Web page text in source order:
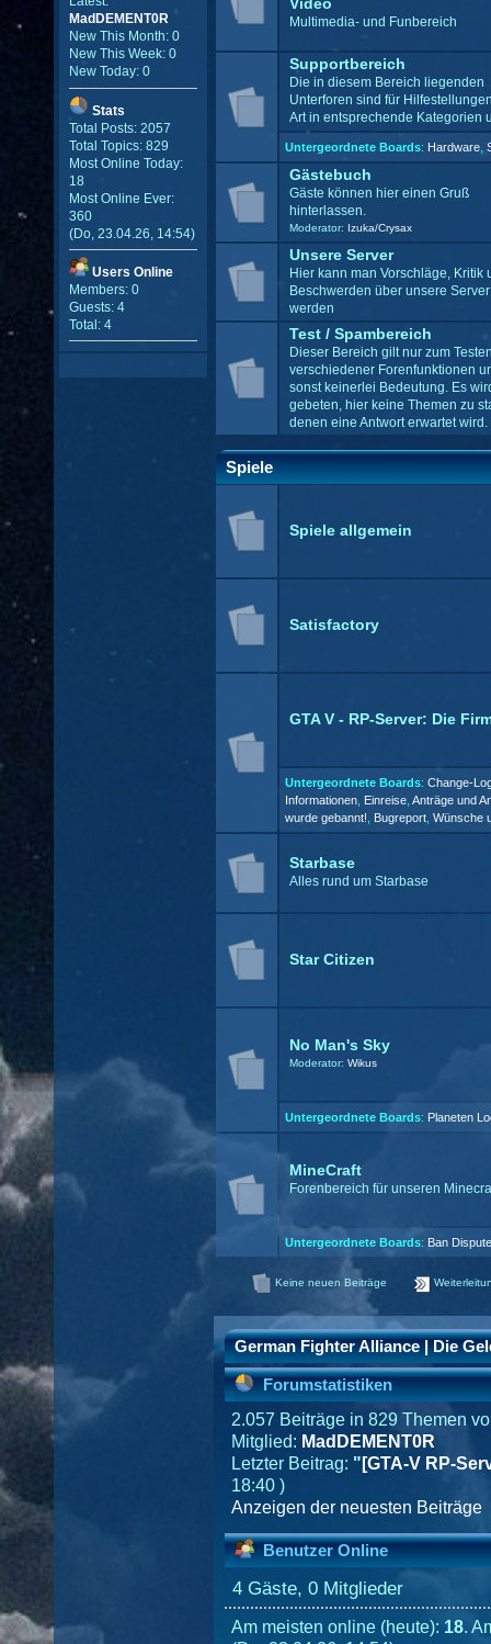
MadDEMENT0R
New This Month: 0
New This Week: 0
New Today: 0
Stats
Total Posts: 2057
Total Topics: 829
Most Online Today:
18
Most Online Ever:
360
(Do, 23.04.26, 14:54)
Users Online
Members: 0
Guests: 4
Total: 4
Video
Multimedia- und Funbereich
Supportbereich
Die in diesem Bereich liegenden
Unterforen sind für
Art in entsprechende Kategorien
Untergeordnete Boards: Hardware
Gästebuch
Gäste können hier einen Gruß
hinterlassen.
Moderator: Izuka/Crysax
Unsere Server
Hier kann man Vorschläge, Kritik
Beschwerden über unsere
werden
Test / Spambereich
Dieser Bereich gilt nur zum
verschiedener Forenfunktionen
sonst keinerlei Bedeutung. Es
gebeten, hier keine Themen zu
denen eine Antwort erwartet wird.
Spiele
Spiele allgemein
Satisfactory
GTA V - RP-Server: Die
Untergeordnete Boards: Change-
Informationen
Einreise Anträge und
wurde gebannt!
Bugreport Wünsche
Starbase
Alles rund um Starbase
Star Citizen
No Man's Sky
Moderator: Wikus
Untergeordnete Boards: Planeten
MineCraft
Forenbereich für unseren
Untergeordnete Boards: Ban
Keine neuen Beiträge
German Fighter Alliance | Die
Forumstatistiken
2.057 Beiträge in 829 Themen
Mitglied: MadDEMENT0R
Letzter Beitrag: " [GTA-V RP-
18:40 )
Anzeigen der neuesten Beiträge
Benutzer Online
4 Gäste, 0 Mitglieder
Am meisten online (heute): 18.